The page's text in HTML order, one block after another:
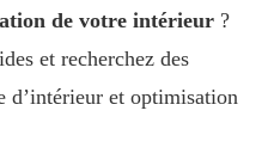
de votre intérieur ?
et recherchez des
d’intérieur et optimisation